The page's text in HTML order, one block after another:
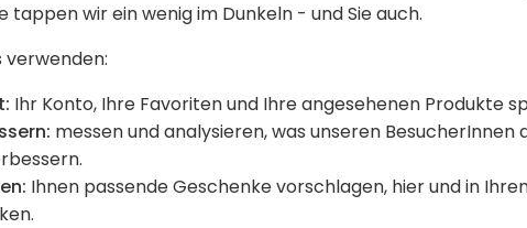
Alle unsere Geschenkideen bedruckte kisten für kinder
Eine wertvolle Kiste mit kleinen Waldtieren
tappen wir ein wenig im Dunkeln - und Sie auch.
verwenden:
Ihr Konto, Ihre Favoriten und Ihre angesehenen Produkte
messen und analysieren, was unseren BesucherInnen
Ihnen passende Geschenke vorschlagen, hier und in